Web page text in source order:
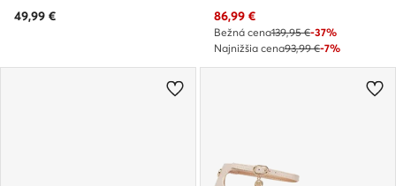
49,99 €
Aktuálna cena
86,99 €
Bežná cena139,95 €-37%
Najnižšia cena93,99 €-7%